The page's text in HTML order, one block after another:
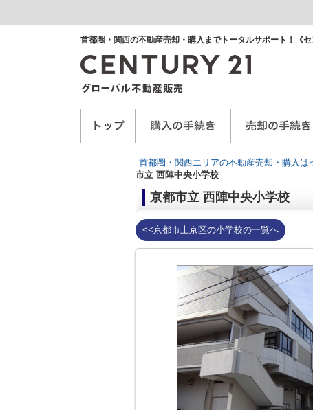
首都圏・関西の不動産売却・購入までトータルサポート！《
首都圏・関西エリアの不動産売却・購入
市立 西陣中央小学校
京都市立 西陣中央小学校
<<京都市上京区の小学校の一覧へ